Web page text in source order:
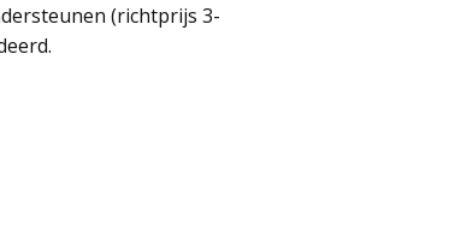
(richtprijs 3-